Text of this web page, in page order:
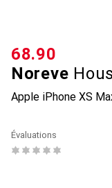
Noreve
Apple iPhone XS
CHF
68.90
Évaluations